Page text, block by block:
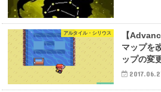
アルタイル・シリウス
【
マップを
ップの変